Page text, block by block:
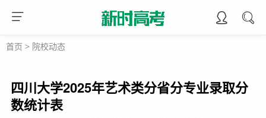
首页 > 院校动态
四川大学2025年艺术类分省分专业录取分
数统计表